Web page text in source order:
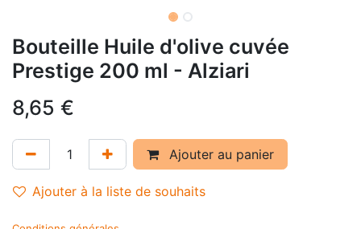
Bouteille Huile d'olive cuvée
Prestige 200 ml - Alziari
8,65 €
Ajouter au panier
Ajouter à la liste de souhaits